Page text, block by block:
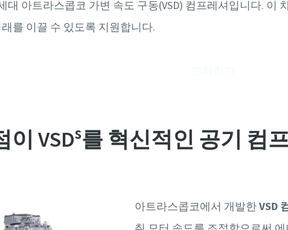
대 아트라스콥코 가변 속도 구동(VSD) 컴프레셔입니다. 이
를 이끌 수 있도록 지원합니다.
이 VSDs를 혁신적인 공기 컴
아트라스콥코에서 개발한VSD